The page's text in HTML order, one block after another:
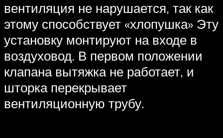
вентиляция не нарушается, так как
этому способствует «хлопушка» Эту
установку монтируют на входе в
воздуховод. В первом положении
клапана вытяжка не работает, и
шторка перекрывает
вентиляционную трубу.